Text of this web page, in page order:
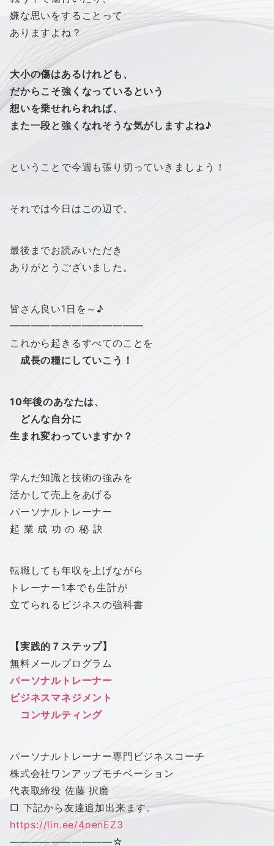
嫌な思いをすることって
ありますよね？
大小の傷はあるけれども、
だからこそ強くなっているという
想いを乗せれられれば、
また一段と強くなれそうな気がしますよね♪
ということで今週も張り切っていきましょう！
それでは今日はこの辺で。
最後までお読みいただき
ありがとうございました。
皆さん良い1日を～♪
━━━━━━━━━━━━━
これから起きるすべてのことを
成長の糧にしていこう！
10年後のあなたは、
どんな自分に
生まれ変わっていますか？
学んだ知識と技術の強みを
活かして売上をあげる
パーソナルトレーナー
起 業 成 功 の 秘 訣
転職しても年収を上げながら
トレーナー1本でも生計が
立てられるビジネスの強科書
【実践的７ステップ】
無料メールプログラム
パーソナルトレーナー
ビジネスマネジメント
コンサルティング
パーソナルトレーナー専門ビジネスコーチ
株式会社 ワンアップモチベーション
代表取締役 佐藤 択磨
□ 下記から友達追加出来ます。
https://lin.ee/4oenEZ3
——————————☆